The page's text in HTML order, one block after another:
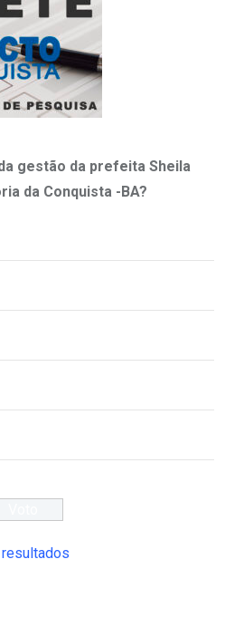
gestão da prefeita Sheila
da Conquista -BA?